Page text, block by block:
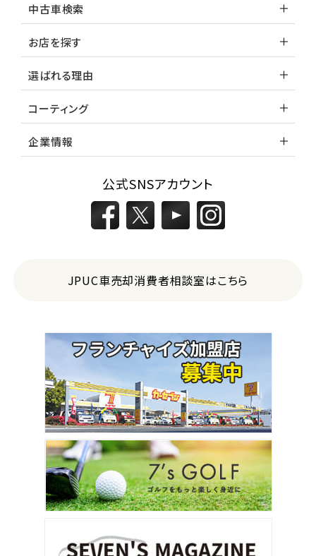
中古車検索
お店を探す
選ばれる理由
コーティング
企業情報
公式SNSアカウント
JPUC車売却消費者相談室はこちら